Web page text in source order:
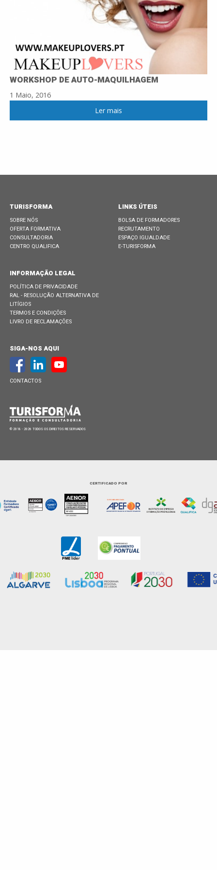
WORKSHOP DE AUTO-MAQUILHAGEM
1 Maio, 2016
Ler mais
TURISFORMA
SOBRE NÓS
OFERTA FORMATIVA
CONSULTADORIA
CENTRO QUALIFICA
LINKS ÚTEIS
BOLSA DE FORMADORES
RECRUTAMENTO
ESPAÇO IGUALDADE
E-TURISFORMA
INFORMAÇÃO LEGAL
POLÍTICA DE PRIVACIDADE
RAL - RESOLUÇÃO ALTERNATIVA DE
LITÍGIOS
TERMOS E CONDIÇÕES
LIVRO DE RECLAMAÇÕES
SIGA-NOS AQUI
CONTACTOS
© 2018 - 2026 TODOS OS DIREITOS RESERVADOS
CERTIFICADO POR